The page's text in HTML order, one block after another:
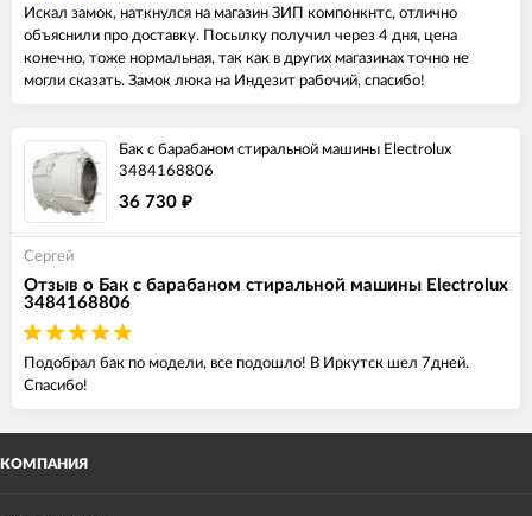
Искал замок, наткнулся на магазин ЗИП компонкнтс, отлично
объяснили про доставку. Посылку получил через 4 дня, цена
конечно, тоже нормальная, так как в других магазинах точно не
могли сказать. Замок люка на Индезит рабочий, спасибо!
Бак с барабаном стиральной машины Electrolux
3484168806
36 730 ₽
Сергей
Отзыв о Бак с барабаном стиральной машины Electrolux
3484168806
Подобрал бак по модели, все подошло! В Иркутск шел 7дней.
Спасибо!
КОМПАНИЯ